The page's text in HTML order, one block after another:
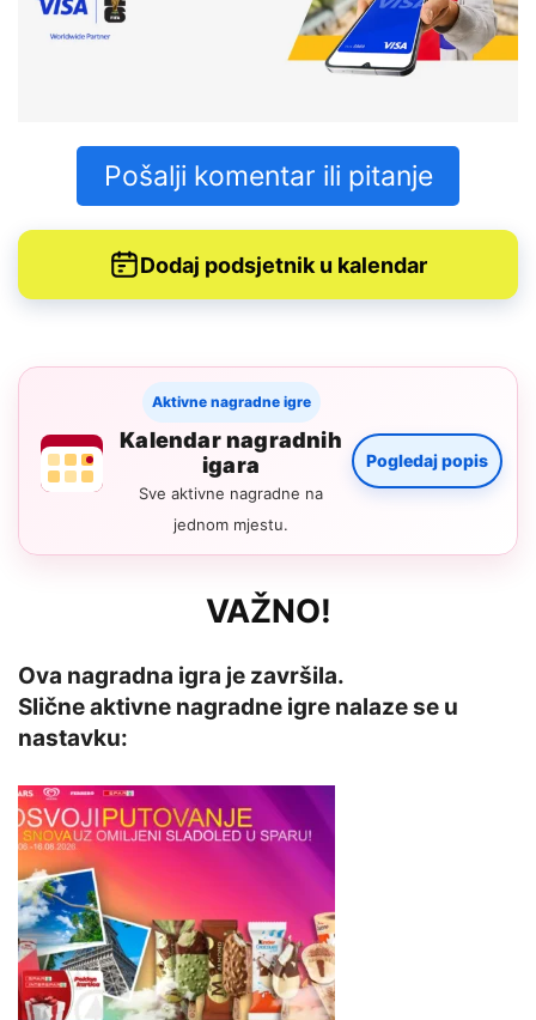
Pošalji komentar ili pitanje
Dodaj podsjetnik u kalendar
Aktivne nagradne igre
Kalendar nagradnih
igara
Sve aktivne nagradne na
jednom mjestu.
Pogledaj popis
VAŽNO!
Ova nagradna igra je završila.
Slične aktivne nagradne igre nalaze se u
nastavku: